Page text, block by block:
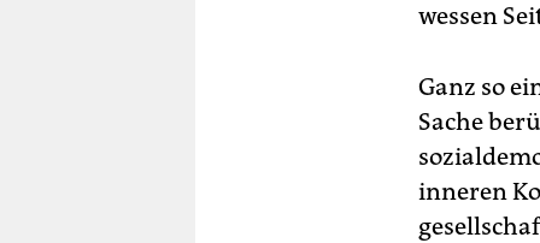
wessen
Ganz so
Sache
inneren